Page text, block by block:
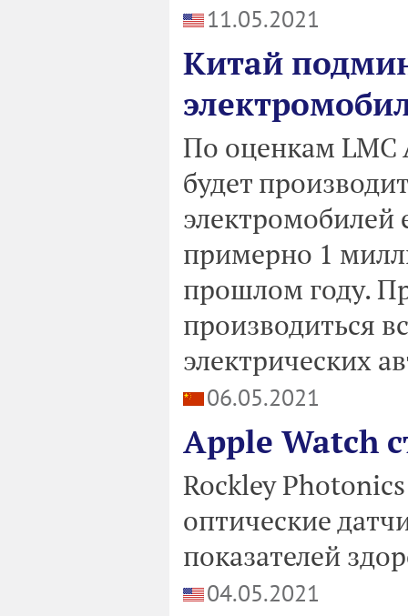
11.05.2021
Китай
По оценкам LMC
будет
электромобилей
примерно 1
прошлом году.
производиться
электрических
06.05.2021
Apple Watch
Rockley
оптические
показателей
04.05.2021